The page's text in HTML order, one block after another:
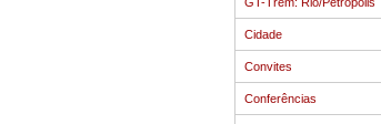
Cidade
Convites
Conferências